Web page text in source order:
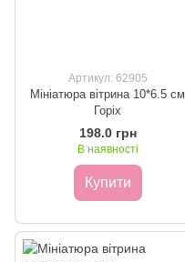
Артикул: 62905
Мініатюра вітрина 10*6.5 см
Горіх
198.0 грн
В наявності
Купити